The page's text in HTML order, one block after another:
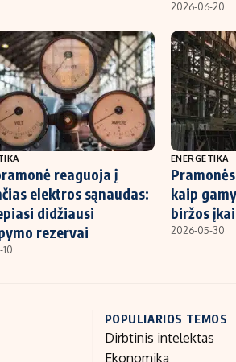
2026-06-20
reaguoja į
elektros sąnaudas:
didžiausi
rezervai
ENERGETIKA
kaip
biržos
2026-05-30
POPULIARIOS TEMOS
Dirbtinis intelektas
Ekonomika